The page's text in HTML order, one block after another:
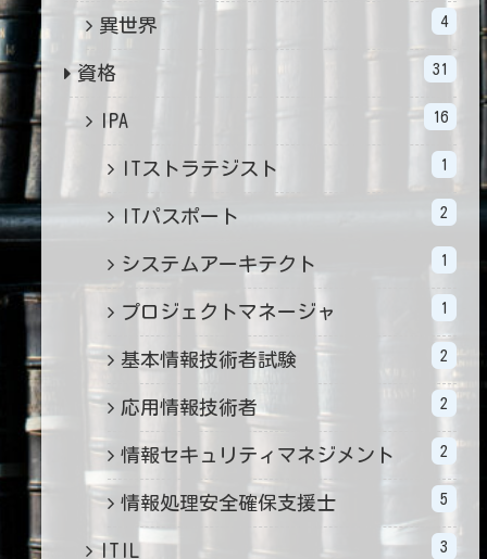
異世界 4
資格 31
IPA 16
ITストラテジスト 1
ITパスポート 2
システムアーキテクト 1
プロジェクトマネージャ 1
基本情報技術者試験 2
応用情報技術者 2
情報セキュリティマネジメント 2
情報処理安全確保支援士 5
ITIL 3